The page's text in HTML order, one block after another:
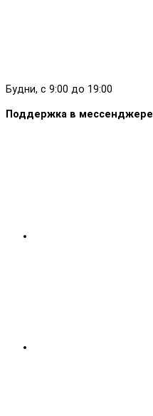
Будни, с 9:00 до 19:00
Поддержка в мессенджере